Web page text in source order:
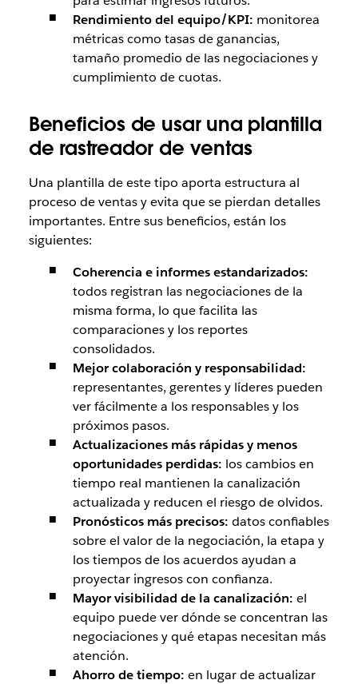
Rendimiento del equipo/KPI: monitorea
métricas como tasas de ganancias,
tamaño promedio de las negociaciones y
cumplimiento de cuotas.
Beneficios de usar una plantilla
de rastreador de ventas
Una plantilla de este tipo aporta estructura al
proceso de ventas y evita que se pierdan detalles
importantes. Entre sus beneficios, están los
siguientes:
Coherencia e informes estandarizados:
todos registran las negociaciones de la
misma forma, lo que facilita las
comparaciones y los reportes
consolidados.
Mejor colaboración y responsabilidad:
representantes, gerentes y líderes pueden
ver fácilmente a los responsables y los
próximos pasos.
Actualizaciones más rápidas y menos
oportunidades perdidas: los cambios en
tiempo real mantienen la canalización
actualizada y reducen el riesgo de olvidos.
Pronósticos más precisos: datos confiables
sobre el valor de la negociación, la etapa y
los tiempos de los acuerdos ayudan a
proyectar ingresos con confianza.
Mayor visibilidad de la canalización: el
equipo puede ver dónde se concentran las
negociaciones y qué etapas necesitan más
atención.
Ahorro de tiempo: en lugar de actualizar